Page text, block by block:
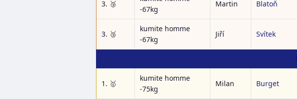
3. 🥉
-67kg
Martin Blatoň
3. 🥉
kumite homme
-67kg
Jiří Svítek
1. 🥇
kumite homme
-75kg
Milan Burget